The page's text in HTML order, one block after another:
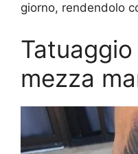
giorno, rendendolo
mezza